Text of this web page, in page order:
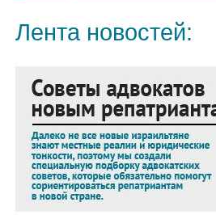
Лента новостей: